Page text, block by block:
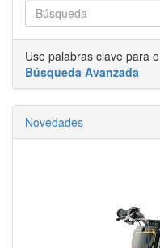
Use palabras clave para
Búsqueda Avanzada
Novedades